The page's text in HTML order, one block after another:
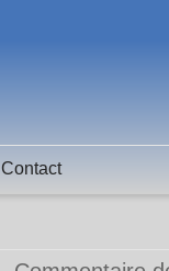
Contact